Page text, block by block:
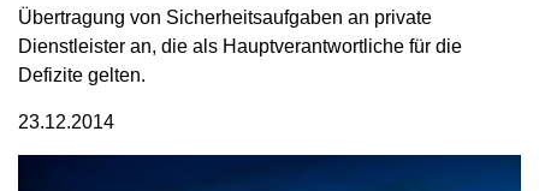
Übertragung von Sicherheitsaufgaben an private
Dienstleister an, die als Hauptverantwortliche für die
Defizite gelten.
23.12.2014